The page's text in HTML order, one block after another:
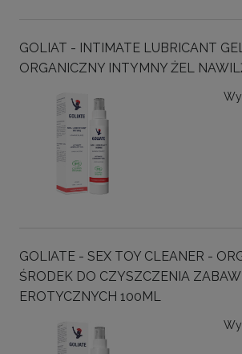
GOLIAT - INTIMATE LUBRICANT
ORGANICZNY INTYMNY ŻEL
GOLIATE - SEX TOY CLEANER -
ŚRODEK DO CZYSZCZENIA
EROTYCZNYCH 100ML